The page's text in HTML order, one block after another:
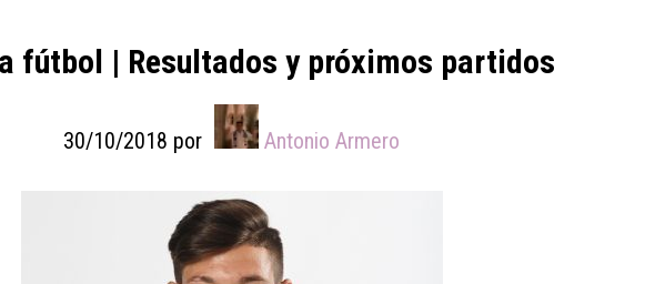
fútbol | Resultados y próximos partidos
30/10/2018 por Antonio Armero